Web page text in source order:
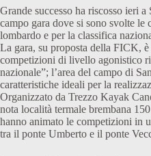
Grande successo ha riscosso ieri
campo gara dove si sono svolte
lombardo e per la classifica
La gara, su proposta della FICK,
competizioni di livello agonistico
nazionale”; l’area del campo di
caratteristiche ideali per la
Organizzato da Trezzo Kayak
nota località termale brembana
hanno animato le competizioni in
tra il ponte Umberto e il ponte